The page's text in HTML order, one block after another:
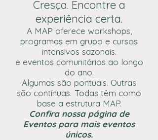
Cresça. Encontre a
experiência certa.
A MAP oferece workshops,
programas em grupo e cursos
intensivos sazonais.
e eventos comunitários ao longo
do ano.
Algumas são pontuais. Outras
são contínuas. Todas têm como
base a estrutura MAP.
Confira nossa página de
Eventos para mais eventos
únicos.